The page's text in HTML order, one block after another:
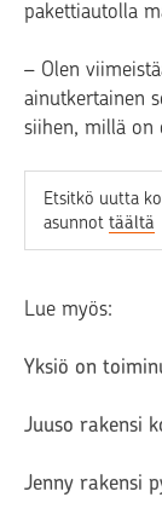
pakettiautolla
– Olen
ainutkertainen
siihen, millä on
Etsitkö uutta
asunnot täältä
Lue myös:
Yksiö on
Juuso rakensi
Jenny rakensi